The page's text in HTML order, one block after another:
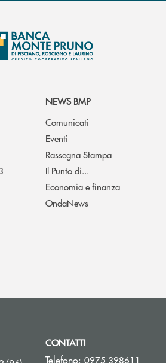
NEWS BMP
Comunicati
Eventi
Rassegna Stampa
Il Punto di...
Economia e finanza
OndaNews
CONTATTI
Telefono: 0975 398611